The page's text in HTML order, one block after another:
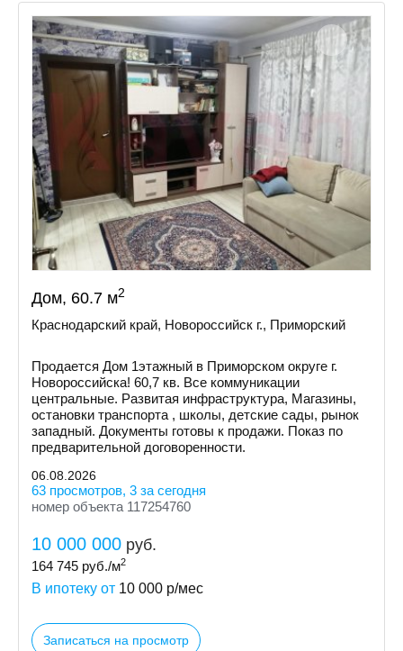
Дом, 60.7 м2
Краснодарский край, Новороссийск г., Приморский
Продается Дом 1этажный в Приморском округе г.
Новороссийска! 60,7 кв. Все коммуникации
центральные. Развитая инфраструктура, Магазины,
остановки транспорта , школы, детские сады, рынок
западный. Документы готовы к продажи. Показ по
предварительной договоренности.
06.08.2026
63 просмотров, 3 за сегодня
номер объекта 117254760
10 000 000 руб.
164 745 руб./м2
В ипотеку от 10 000 р/мес
Записаться на просмотр